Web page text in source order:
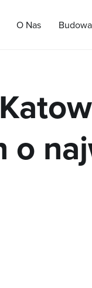
O Nas
o